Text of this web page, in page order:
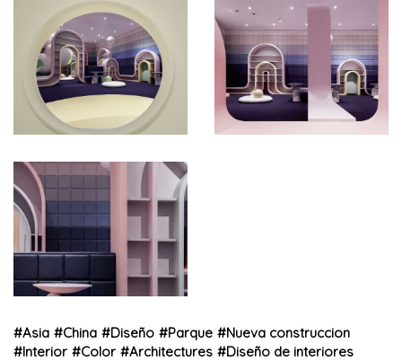
#Asia #China #Diseño #Parque #Nueva construccion
#Interior #Color #Architectures #Diseño de interiores